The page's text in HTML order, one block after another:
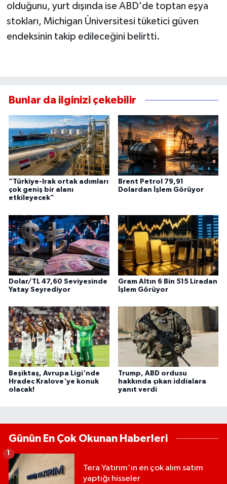
olduğunu, yurt dışında ise ABD'de toptan eşya
stokları, Michigan Üniversitesi tüketici güven
endeksinin takip edileceğini belirtti.
Bunlar da ilginizi çekebilir
“Türkiye-Irak ortak adımları
çok geniş bir alanı
etkileyecek”
Brent Petrol 79,91
Dolardan İşlem Görüyor
Dolar/TL 47,60 Seviyesinde
Yatay Seyrediyor
Gram Altın 6 Bin 515 Liradan
İşlem Görüyor
Beşiktaş, Avrupa Ligi'nde
Hradec Kralove'ye konuk
olacak!
Trump, ABD ordusu
hakkında çıkan iddialara
yanıt verdi
Günün En Çok Okunan Haberleri
Tera Yatırım'ın en çok alım satım
yaptığı hisseler